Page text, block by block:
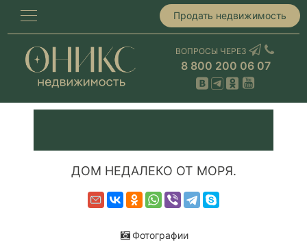
Продать недвижимость
ВОПРОСЫ ЧЕРЕЗ
8 800 200 06 07
ДОМ НЕДАЛЕКО ОТ МОРЯ.
Фотографии